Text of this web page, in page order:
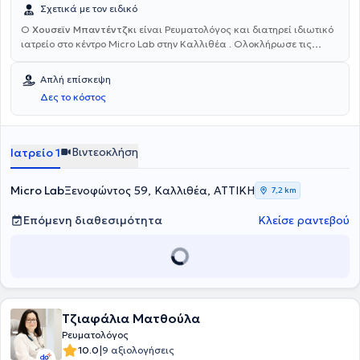
Σχετικά με τον ειδικό
Ο Χουσεϊν Μπαντέντζκι είναι Ρευματολόγος και διατηρεί ιδιωτικό
ιατρείο στο κέντρο Micro Lab στην Καλλιθέα . Ολοκλήρωσε τις
Θράκης και στη συνέχεια απέκτησε επιπλέον πτυχίο
Ρευματολογίας από το University of Bochum στη Γερμανία και
ειδικεύτηκε στη Ρευματολογία στο Ρευματολογικό Νοσοκομείο
Χέρνε της Γερμανίας. Τέλος, έχει τελέσει Επικουρικός Επιμελητής Β,
πληθώρα περιστατικών και αποκτώντας εμπειρία στο αντικείμενό
του.
Απλή επίσκεψη
Δες το κόστος
Ιατρείο 1 Βιντεοκλήση
Micro LabΞενοφώντος 59, Καλλιθέα, ΑΤΤΙΚΗ 7,2 km
Επόμενη διαθεσιμότητα Κλείσε ραντεβού
Τζιαφάλια Ματθούλα
Ρευματολόγος
10.0|9 αξιολογήσεις